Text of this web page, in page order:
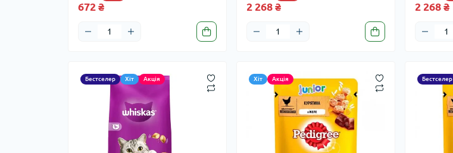
672 ₴ 2 268 ₴ 2 268 ₴
Бестселер Хіт Акція Хіт Акція Бестселер